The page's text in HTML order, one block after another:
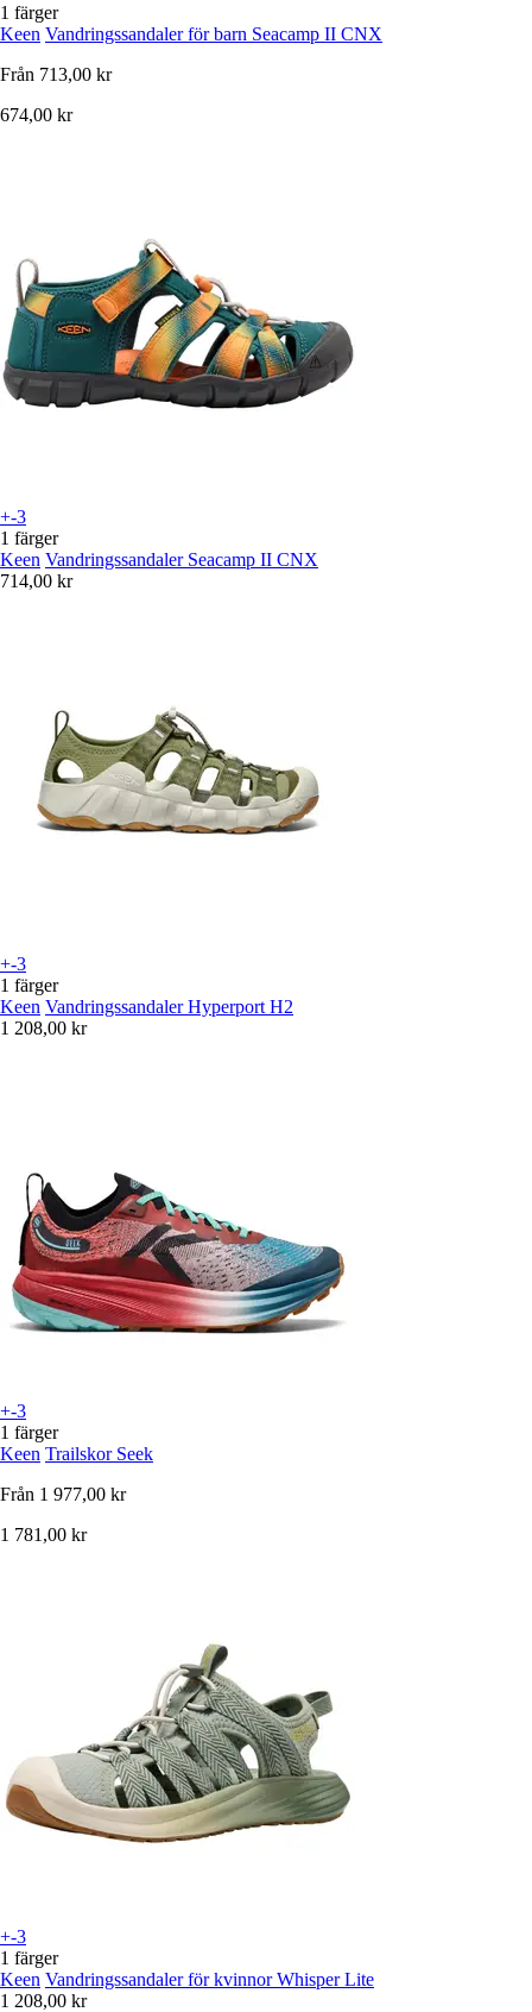
1 färger
Keen Vandringssandaler för barn Seacamp II CNX
Från 713,00 kr
674,00 kr
+-3
1 färger
Keen Vandringssandaler Seacamp II CNX
714,00 kr
+-3
1 färger
Keen Vandringssandaler Hyperport H2
1 208,00 kr
+-3
1 färger
Keen Trailskor Seek
Från 1 977,00 kr
1 781,00 kr
+-3
1 färger
Keen Vandringssandaler för kvinnor Whisper Lite
1 208,00 kr